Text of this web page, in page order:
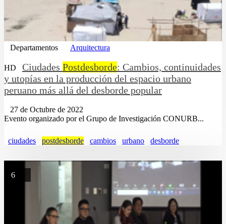
Departamentos Arquitectura
HD Ciudades Postdesborde: Cambios, continuidades
y utopías en la producción del espacio urbano
peruano más allá del desborde popular
27 de Octubre de 2022
Evento organizado por el Grupo de Investigación CONURB...
ciudades postdesborde cambios urbano desborde
6